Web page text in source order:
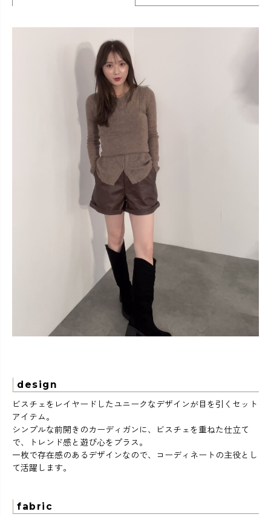
design
ビスチェをレイヤードしたユニークなデザインが目を引くセット
アイテム。
シンプルな前開きのカーディガンに、ビスチェを重ねた仕立て
で、トレンド感と遊び心をプラス。
一枚で存在感のあるデザインなので、コーディネートの主役とし
て活躍します。
fabric